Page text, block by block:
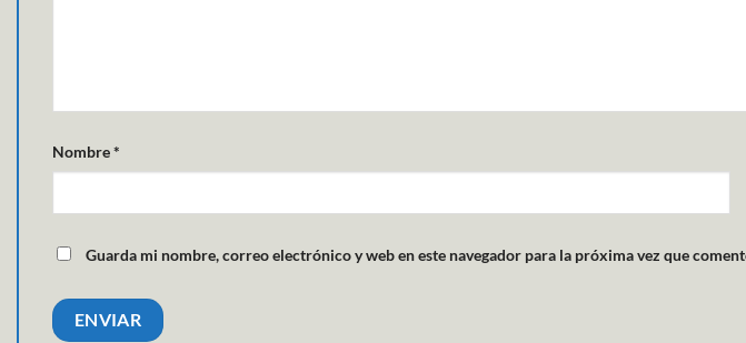
Nombre*
Guarda mi nombre, correo electrónico y web en este navegador para la próxima vez que